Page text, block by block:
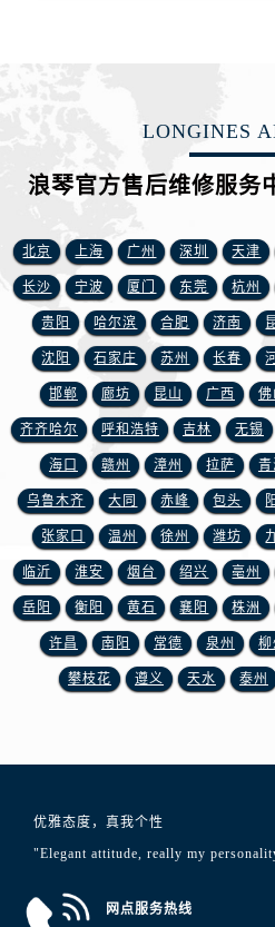
LONGINES
浪琴官方售后维修服务
北京 上海 广州 深圳 天津
长沙 宁波 厦门 东莞 杭州
贵阳 哈尔滨 合肥 济南
沈阳 石家庄 苏州 长春
邯郸 廊坊 昆山 广西 佛
齐齐哈尔 呼和浩特 吉林 无锡
海口 赣州 漳州 拉萨 青
乌鲁木齐 大同 赤峰 包头
张家口 温州 徐州 潍坊
临沂 淮安 烟台 绍兴 亳州
岳阳 衡阳 黄石 襄阳 株洲
许昌 南阳 常德 泉州 柳
攀枝花 遵义 天水 泰州
优雅态度，真我个性
"Elegant attitude, really my
网点服务热线